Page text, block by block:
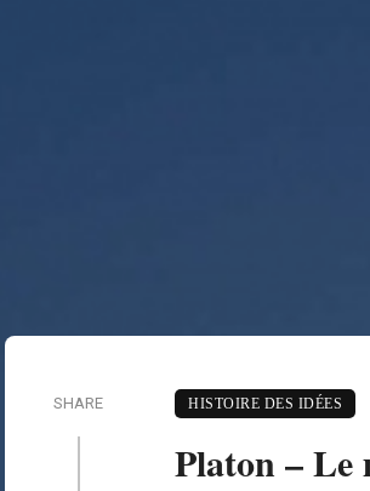
SHARE HISTOIRE DES IDÉES
Platon – Le